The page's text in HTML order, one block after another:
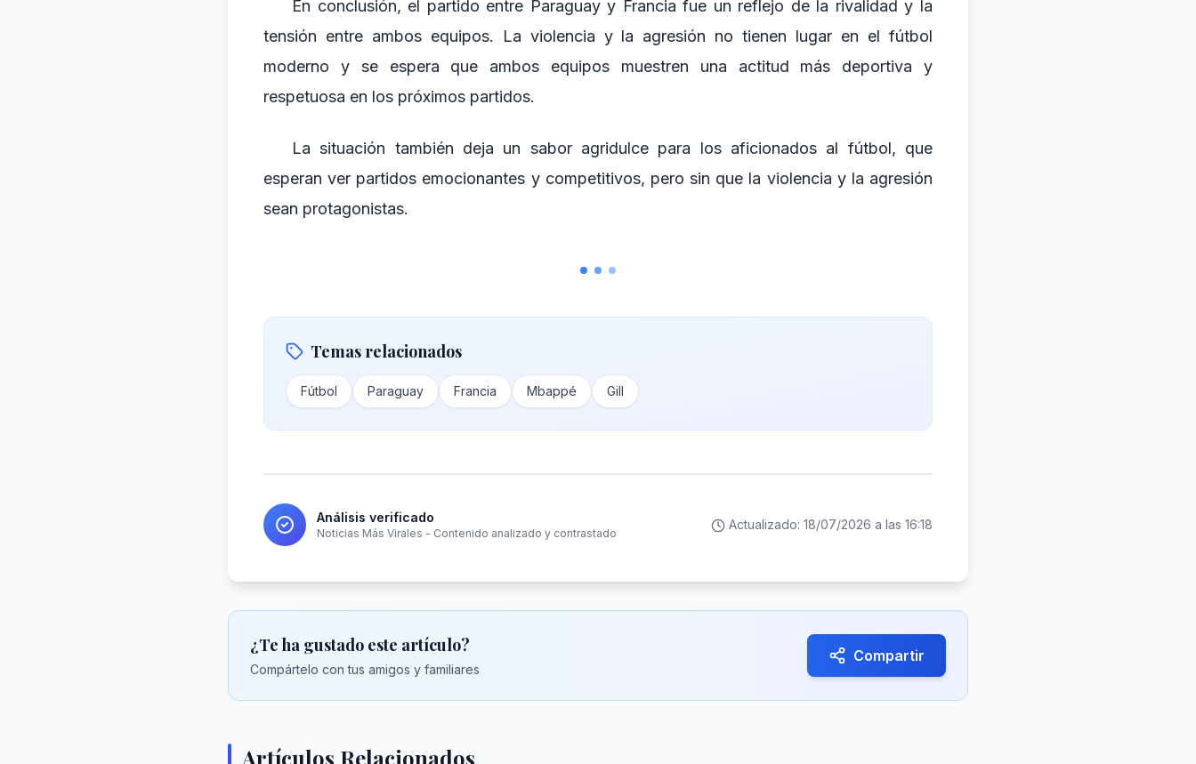
En conclusión, el partido entre Paraguay y Francia fue un reflejo de la rivalidad y la
tensión entre ambos equipos. La violencia y la agresión no tienen lugar en el fútbol
moderno y se espera que ambos equipos muestren una actitud más deportiva y
respetuosa en los próximos partidos.
La situación también deja un sabor agridulce para los aficionados al fútbol, que
esperan ver partidos emocionantes y competitivos, pero sin que la violencia y la agresión
sean protagonistas.
Temas relacionados
Fútbol Paraguay Francia Mbappé Gill
Análisis verificado
Noticias Más Virales - Contenido analizado y contrastado
Actualizado: 18/07/2026 a las 16:18
¿Te ha gustado este artículo?
Compártelo con tus amigos y familiares
Compartir
Artículos Relacionados